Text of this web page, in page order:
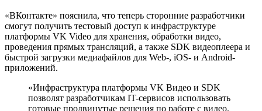
«ВКонтакте» пояснила, что теперь сторонние разработчики
смогут получить тестовый доступ к инфраструктуре
платформы VK Video для хранения, обработки видео,
проведения прямых трансляций, а также SDK видеоплеера и
быстрой загрузки медиафайлов для Web-, iOS- и Android-
приложений.
«Инфраструктура платформы VK Видео и SDK
позволят разработчикам IT-сервисов использовать
готовые продвинутые решения по работе с видео.